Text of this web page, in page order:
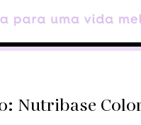
Nutribase